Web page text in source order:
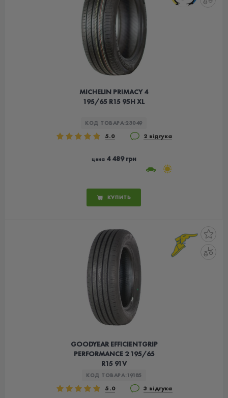
MICHELIN PRIMACY 4
195/65 R15 95H XL
КОД ТОВАРА:23049
5.0 2 відгука
цена4 489 грн
КУПИТЬ
GOODYEAR EFFICIENTGRIP
PERFORMANCE 2 195/65
R15 91V
КОД ТОВАРА: 19185
5.0 3 відгука